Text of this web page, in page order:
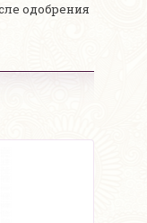
одобрения